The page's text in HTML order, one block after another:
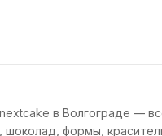
в Волгограде —
шоколад, формы,